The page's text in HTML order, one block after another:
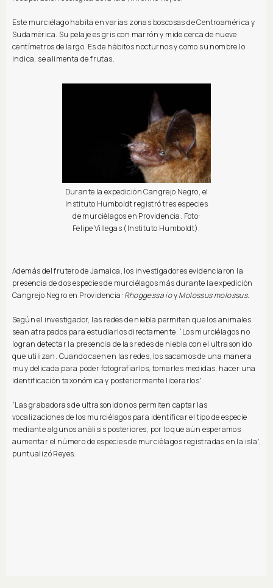
Este murciélago habita en varias zonas boscosas de Centroamérica y
Sudamérica. Su pelaje es gris con marrón y mide cerca de nueve
centímetros de largo. Es de hábitos nocturnos y como su nombre lo
indica, se alimenta de frutas.
Durante la expedición Cangrejo Negro, el
Instituto Humboldt registró tres especies
de murciélagos en Providencia. Foto:
Felipe Villegas (Instituto Humboldt).
Además del frutero de Jamaica, los investigadores evidenciaron la
presencia de dos especies de murciélagos más durante la expedición
Cangrejo Negro en Providencia:Rhoggessa ioyMolossus molossus.
Según el investigador, las redes de niebla permiten que los animales
sean atrapados para estudiarlos directamente. “Los murciélagos no
logran detectar la presencia de las redes de niebla con el ultrasonido
que utilizan. Cuando caen en las redes, los sacamos de una manera
muy delicada para poder fotografiarlos, tomarles medidas, hacer una
identificación taxonómica y posteriormente liberarlos”.
“Las grabadoras de ultrasonido nos permiten captar las
vocalizaciones de los murciélagos para identificar el tipo de especie
mediante algunos análisis posteriores, por lo que aún esperamos
aumentar el número de especies de murciélagos registradas en la isla”,
puntualizó Reyes.